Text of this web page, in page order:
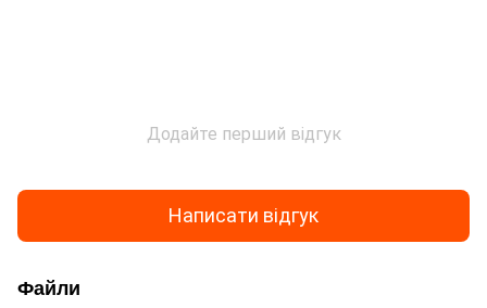
Додайте перший відгук
Написати відгук
Файли